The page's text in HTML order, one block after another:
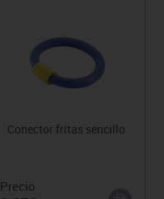
Conector fritas sencillo
Precio